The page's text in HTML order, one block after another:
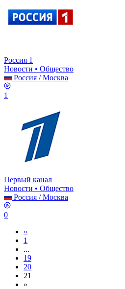
Россия 1
Новости • Общество
Россия /Москва
1
Первый канал
Новости • Общество
Россия /Москва
0
«
1
...
19
20
21
»